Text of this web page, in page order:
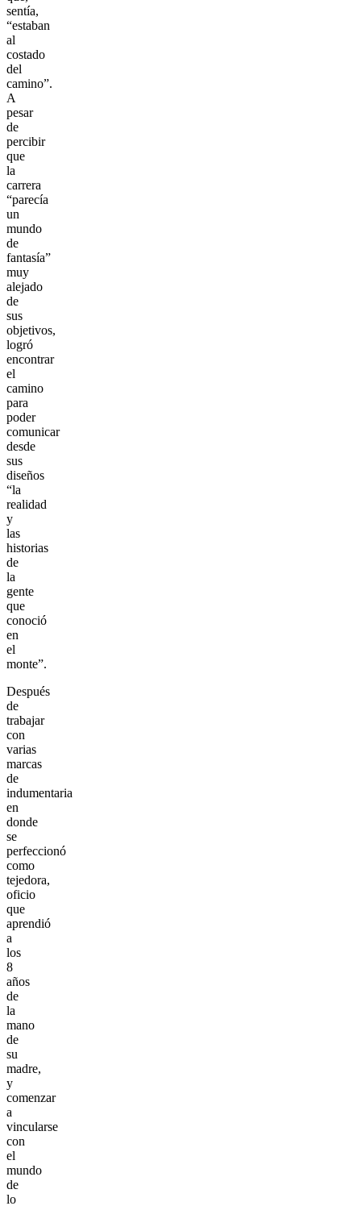
sentía,
“estaban
al
costado
del
camino”.
A
pesar
de
percibir
que
la
carrera
“parecía
un
mundo
de
fantasía”
muy
alejado
de
sus
objetivos,
logró
encontrar
el
camino
para
poder
comunicar
desde
sus
diseños
“la
realidad
y
las
historias
de
la
gente
que
conoció
en
el
monte”.
Después
de
trabajar
con
varias
marcas
de
indumentaria
en
donde
se
perfeccionó
como
tejedora,
oficio
que
aprendió
a
los
8
años
de
la
mano
de
su
madre,
y
comenzar
a
vincularse
con
el
mundo
de
lo